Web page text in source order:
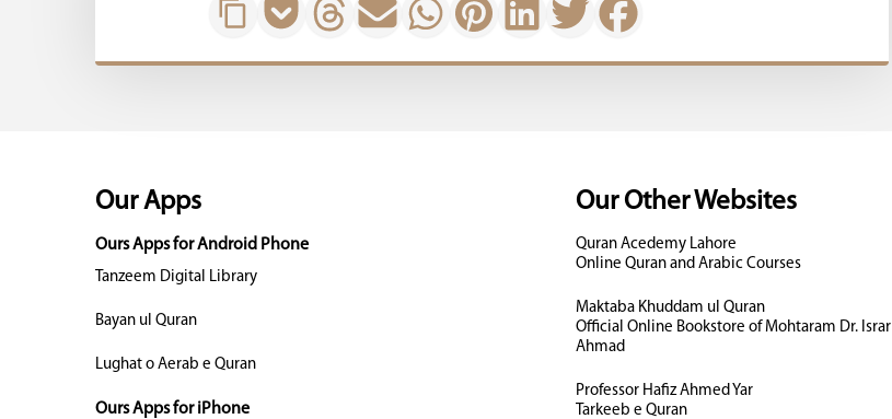
Our Other Websites
Quran Acedemy Lahore
Online Quran and Arabic Courses
Maktaba Khuddam ul Quran
Official Online Bookstore of Mohtaram Dr. Israr
Ahmad
Professor Hafiz Ahmed Yar
Tarkeeb e Quran
Our Apps
Ours Apps for Android Phone
Tanzeem Digital Library
Bayan ul Quran
Lughat o Aerab e Quran
Ours Apps for iPhone